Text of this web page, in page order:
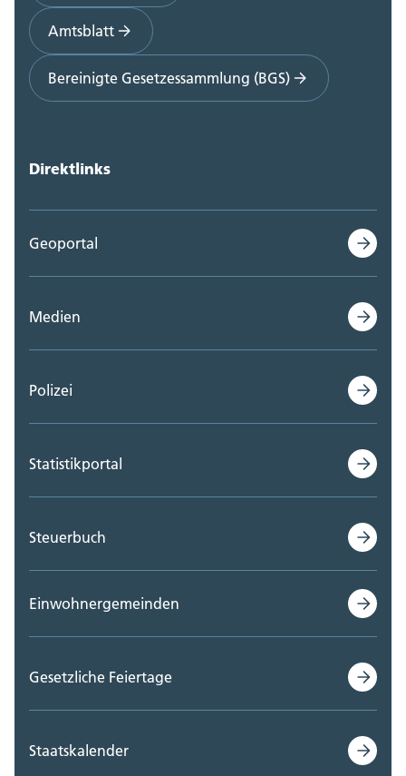
Amtsblatt
Bereinigte Gesetzessammlung (BGS)
Direktlinks
Geoportal
Medien
Polizei
Statistikportal
Steuerbuch
Einwohnergemeinden
Gesetzliche Feiertage
Staatskalender